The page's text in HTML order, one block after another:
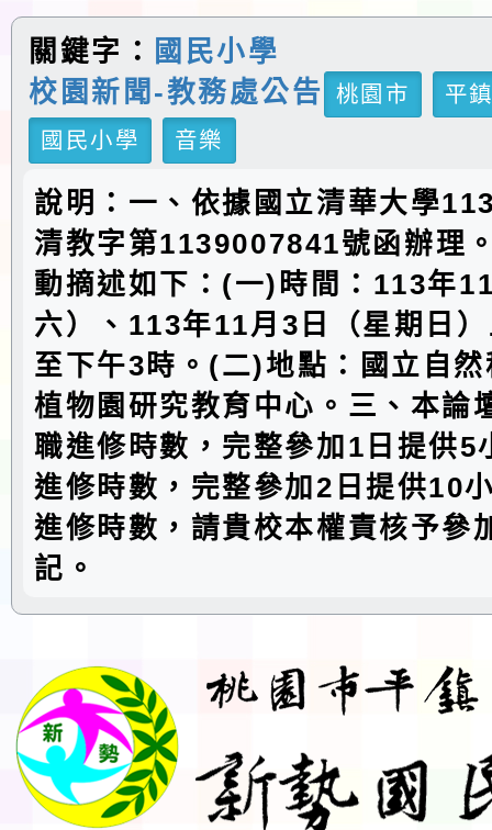
關鍵字：
國民小學
校園新聞-教務處公告
桃園市
平
國民小學
音樂
說明：一、依據國立清華大學
清教字第1139007841號函辦理
動摘述如下：(一)時間：113年
六）、113年11月3日（星期日
至下午3時。(二)地點：國立自
植物園研究教育中心。三、本論
職進修時數，完整參加1日提供5
進修時數，完整參加2日提供10
進修時數，請貴校本權責核予參
記。